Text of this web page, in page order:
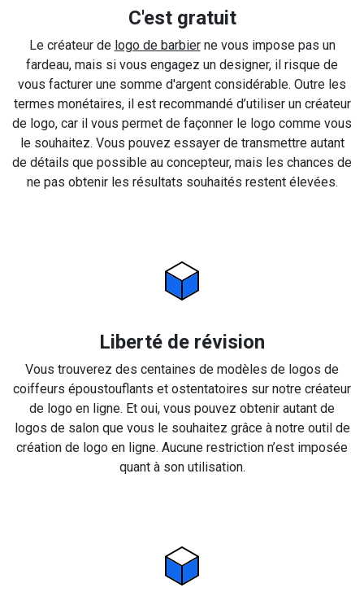
C'est gratuit
Le créateur de logo de barbierne vous impose pas un
fardeau, mais si vous engagez un designer, il risque de
vous facturer une somme d'argent considérable. Outre les
termes monétaires, il est recommandé d’utiliser un créateur
de logo, car il vous permet de façonner le logo comme vous
le souhaitez. Vous pouvez essayer de transmettre autant
de détails que possible au concepteur, mais les chances de
ne pas obtenir les résultats souhaités restent élevées.
Liberté de révision
Vous trouverez des centaines de modèles de logos de
coiffeurs époustouflants et ostentatoires sur notre créateur
de logo en ligne. Et oui, vous pouvez obtenir autant de
logos de salon que vous le souhaitez grâce à notre outil de
création de logo en ligne. Aucune restriction n’est imposée
quant à son utilisation.